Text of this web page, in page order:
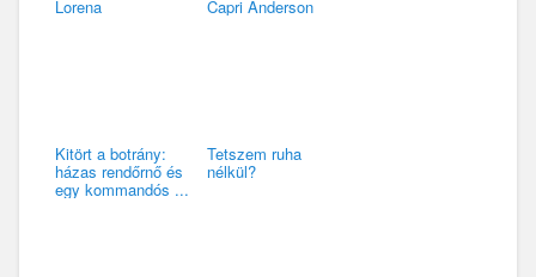
Lorena Capri Anderson
Kitört a botrány:
házas rendőrnő és
egy kommandós ...
Tetszem ruha
nélkül?